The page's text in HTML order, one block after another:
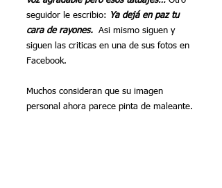
seguidor le escribio:
Ya dejá en paz tu
cara de rayones. Asi mismo siguen y
siguen las criticas en una de sus fotos en
Facebook.
Muchos consideran que su imagen
personal ahora parece pinta de maleante.